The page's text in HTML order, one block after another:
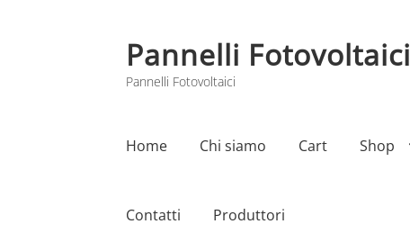
Vai
alla
navigazione
Vai
al
contenuto
Pannelli Fotovoltaici
Pannelli Fotovoltaici
Home Chi siamo Cart Shop
Contatti Produttori